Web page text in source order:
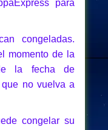
para
congeladas.
momento de la
la fecha de
no vuelva a
congelar su